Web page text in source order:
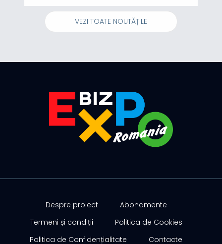
o întâlnire pe care ministrul a avut-o cu
premierul Ludovic Orban și cu membri ai
Asociației Investitorilor de Real Estate din...
VEZI TOATE NOUTĂȚILE
Despre proiect
Abonamente
Termeni și condiții
Politica de Cookies
Politica de Confidențialitate
Contacte